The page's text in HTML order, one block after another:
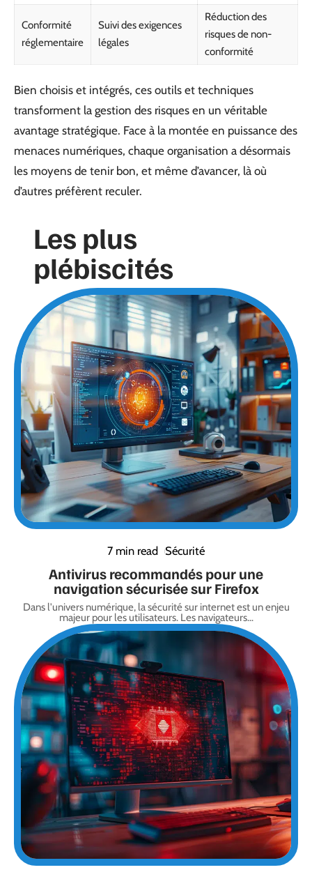
Conformité
réglementaire
Suivi des exigences
légales
Réduction des
risques de non-
conformité
Bien choisis et intégrés, ces outils et techniques
transforment la gestion des risques en un véritable
avantage stratégique. Face à la montée en puissance des
menaces numériques, chaque organisation a désormais
les moyens de tenir bon, et même d’avancer, là où
d’autres préfèrent reculer.
Les plus
plébiscités
7 min read Sécurité
Antivirus recommandés pour une
navigation sécurisée sur Firefox
Dans l'univers numérique, la sécurité sur internet est un enjeu
majeur pour les utilisateurs. Les navigateurs…